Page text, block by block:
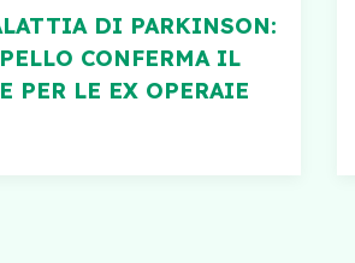
DI PARKINSON:
CONFERMA IL
PER LE EX OPERAIE